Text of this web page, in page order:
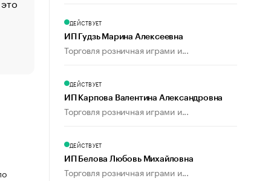
Что обвинения против Павла Дурова значат для
пользователей
ДЕЙСТВУЕТ
ИП Гудзь Марина Алексеевна
Торговля розничная играми и...
ДЕЙСТВУЕТ
ИП Карпова Валентина Александровна
Торговля розничная играми и...
ДЕЙСТВУЕТ
ИП Белова Любовь Михайловна
Торговля розничная играми и...